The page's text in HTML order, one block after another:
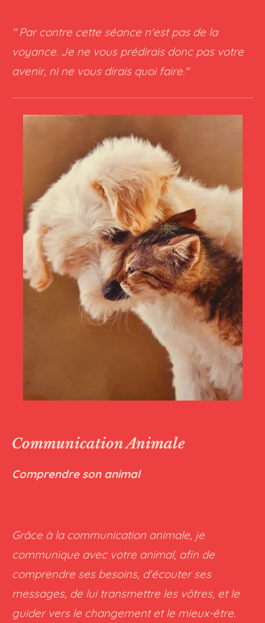
" Par contre cette séance n'est pas de la
voyance. Je ne vous prédirais donc pas votre
avenir, ni ne vous dirais quoi faire."
Communication Animale
Comprendre son animal
Grâce à la communication animale, je
communique avec votre animal, afin de
comprendre ses besoins, d'écouter ses
messages, de lui transmettre les vôtres, et le
guider vers le changement et le mieux-être.